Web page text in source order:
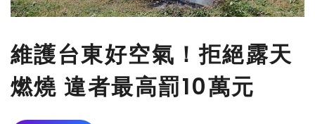
維護台東好空氣！拒絕露天
燃燒 違者最高罰10萬元